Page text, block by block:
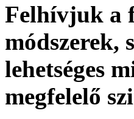
Felhívjuk a
módszerek,
lehetséges
megfelelő